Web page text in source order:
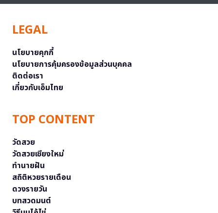
LEGAL
นโยบายคุกกี้
นโยบายการคุ้มครองข้อมูลส่วนบุคคล
ติดต่อเรา
เกี่ยวกับเอ็มไทย
TOP CONTENT
วัดสวย
วัดสวยเชียงใหม่
ทำนายฝัน
สถิติหวยรายเดือน
ดวงรายวัน
บทสวดมนต์